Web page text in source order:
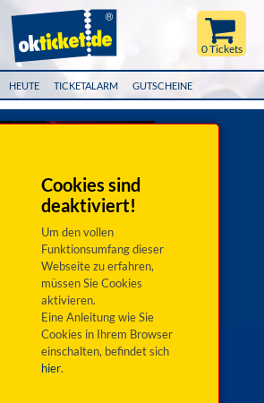
HEUTE TICKETALARM GUTSCHEINE
0 Tickets
Cookies sind
deaktiviert!
Um den vollen
Funktionsumfang dieser
Webseite zu erfahren,
müssen Sie Cookies
aktivieren.
Eine Anleitung wie Sie
Cookies in Ihrem Browser
einschalten, befindet sich
hier.
Herzklopfen